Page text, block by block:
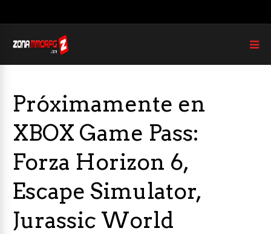
Próximamente en
XBOX Game Pass:
Forza Horizon 6,
Escape Simulator,
Jurassic World